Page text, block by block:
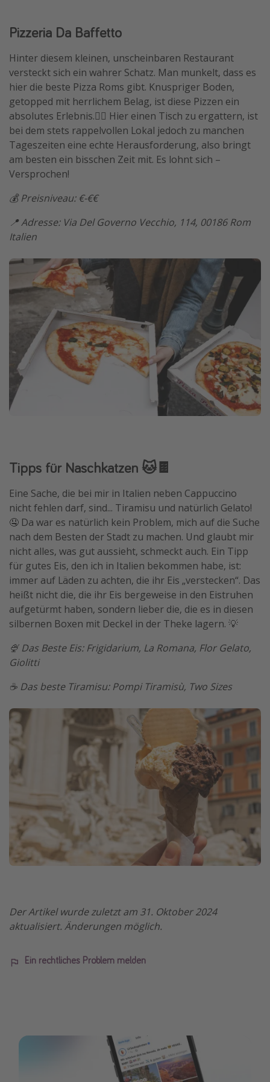
Pizzeria Da Baffetto
Hinter diesem kleinen, unscheinbaren Restaurant
versteckt sich ein wahrer Schatz. Man munkelt, dass es
hier die beste Pizza Roms gibt. Knuspriger Boden,
getopped mit herrlichem Belag, ist diese Pizzen ein
absolutes Erlebnis.😮‍💨 Hier einen Tisch zu ergattern, ist
bei dem stets rappelvollen Lokal jedoch zu manchen
Tageszeiten eine echte Herausforderung, also bringt
am besten ein bisschen Zeit mit. Es lohnt sich –
Versprochen!
💰 Preisniveau: €-€€
📍 Adresse: Via Del Governo Vecchio, 114, 00186 Rom
Italien
Tipps für Naschkatzen 🐱🍫
Eine Sache, die bei mir in Italien neben Cappuccino
nicht fehlen darf, sind... Tiramisu und natürlich Gelato!
🤤 Da war es natürlich kein Problem, mich auf die Suche
nach dem Besten der Stadt zu machen. Und glaubt mir
nicht alles, was gut aussieht, schmeckt auch. Ein Tipp
für gutes Eis, den ich in Italien bekommen habe, ist:
immer auf Läden zu achten, die ihr Eis „verstecken“. Das
heißt nicht die, die ihr Eis bergeweise in den Eistruhen
aufgetürmt haben, sondern lieber die, die es in diesen
silbernen Boxen mit Deckel in der Theke lagern. 💡
🍨 Das Beste Eis: Frigidarium, La Romana, Flor Gelato,
Giolitti
☕️ Das beste Tiramisu: Pompi Tiramisù, Two Sizes
Der Artikel wurde zuletzt am 31. Oktober 2024
aktualisiert. Änderungen möglich.
Ein rechtliches Problem melden